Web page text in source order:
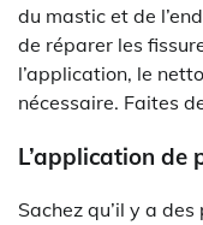
du mastic et de
de réparer les
l’application, le
nécessaire. Faites
L’application
Sachez qu’il y a